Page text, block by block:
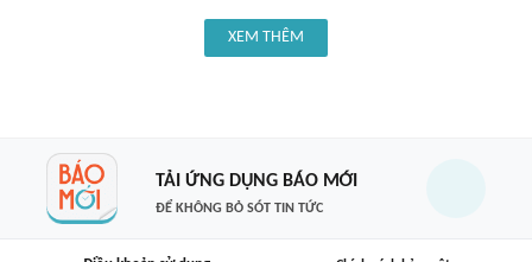
XEM THÊM
TẢI ỨNG DỤNG BÁO MỚI
ĐỂ KHÔNG BỎ SÓT TIN TỨC